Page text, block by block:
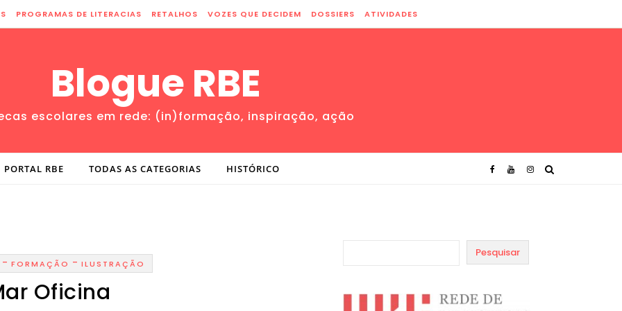
PROGRAMAS DE LITERACIAS RETALHOS VOZES QUE DECIDEM DOSSIERS ATIVIDADES
Blogue RBE
escolares em rede: (in)formação, inspiração, ação
PORTAL RBE TODAS AS CATEGORIAS HISTÓRICO
- FORMAÇÃO - ILUSTRAÇÃO
Oficina
Pesquisar